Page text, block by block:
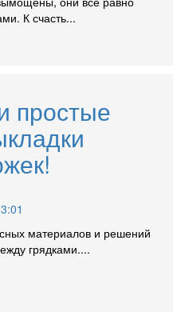
К счасть...
простые
материалов и решений
грядками....